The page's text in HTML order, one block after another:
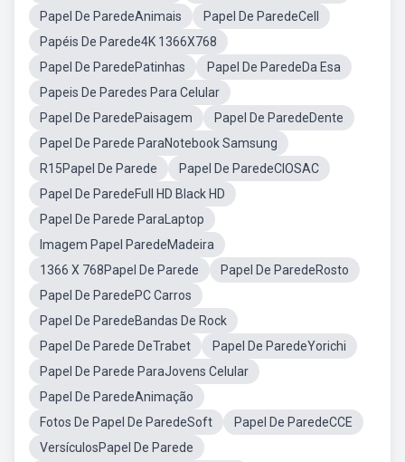
Papel De ParedeAnimais
Papel De ParedeCell
Papéis De Parede4K 1366X768
Papel De ParedePatinhas
Papel De ParedeDa Esa
Papeis De Paredes Para Celular
Papel De ParedePaisagem
Papel De ParedeDente
Papel De Parede ParaNotebook Samsung
R15Papel De Parede
Papel De ParedeCIOSAC
Papel De ParedeFull HD Black HD
Papel De Parede ParaLaptop
Imagem Papel ParedeMadeira
1366 X 768Papel De Parede
Papel De ParedeRosto
Papel De ParedePC Carros
Papel De ParedeBandas De Rock
Papel De Parede DeTrabet
Papel De ParedeYorichi
Papel De Parede ParaJovens Celular
Papel De ParedeAnimação
Fotos De Papel De ParedeSoft
Papel De ParedeCCE
VersículosPapel De Parede